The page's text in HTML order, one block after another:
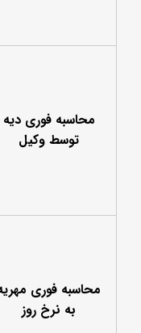
محاسبه فوری دیه
توسط وکیل
محاسبه فوری
به نرخ روز